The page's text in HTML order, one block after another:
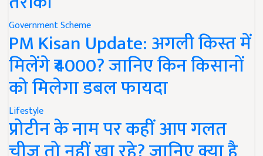
Government Scheme
PM Kisan Update: अगली किस्त में
मिलेंगे ₹4000? जानिए किन किसानों
को मिलेगा डबल फायदा
Lifestyle
प्रोटीन के नाम पर कहीं आप गलत